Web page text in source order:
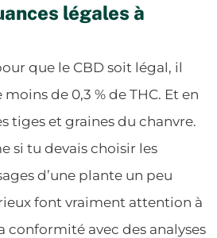
légales à
que le CBD soit légal, il
de 0,3 % de THC. Et en
tiges et graines du chanvre.
si tu devais choisir les
d’une plante un peu
font vraiment attention à
conformité avec des analyses